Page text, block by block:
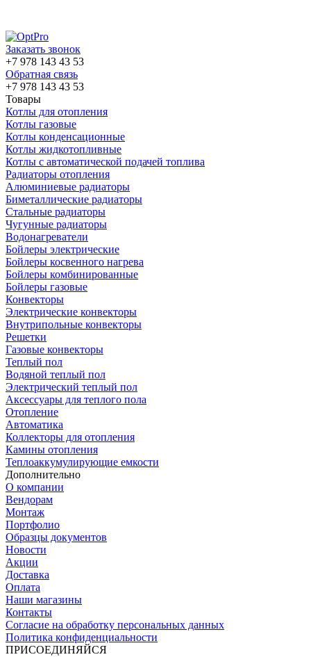
Заказать звонок
+7 978 143 43 53
Обратная связь
+7 978 143 43 53
Товары
Котлы для отопления
Котлы газовые
Котлы конденсационные
Котлы жидкотопливные
Котлы с автоматической подачей топлива
Радиаторы отопления
Алюминиевые радиаторы
Биметаллические радиаторы
Стальные радиаторы
Чугунные радиаторы
Водонагреватели
Бойлеры электрические
Бойлеры косвенного нагрева
Бойлеры комбинированные
Бойлеры газовые
Конвекторы
Электрические конвекторы
Внутрипольные конвекторы
Решетки
Газовые конвекторы
Теплый пол
Водяной теплый пол
Электрический теплый пол
Аксессуары для теплого пола
Отопление
Автоматика
Коллекторы для отопления
Камины отопления
Теплоаккумулирующие емкости
Дополнительно
О компании
Вендорам
Монтаж
Портфолио
Образцы документов
Новости
Акции
Доставка
Оплата
Наши магазины
Контакты
Согласие на обработку персональных данных
Политика конфиденциальности
ПРИСОЕДИНЯЙСЯ